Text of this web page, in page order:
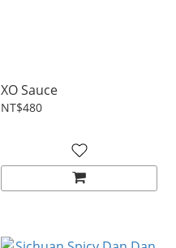
XO Sauce
NT$480